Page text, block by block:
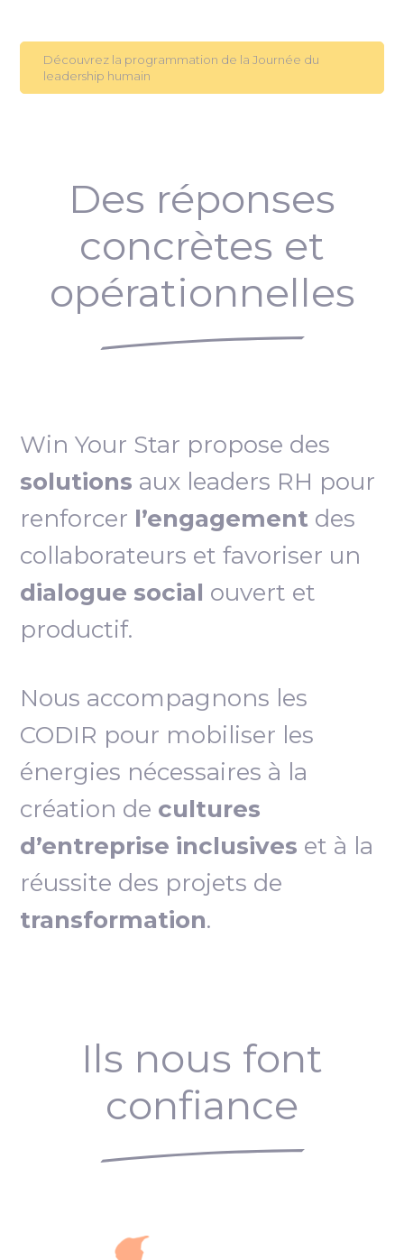
Découvrez la programmation de la Journée du
leadership humain
Des réponses
concrètes et
opérationnelles
Win Your Star propose des
solutions aux leaders RH pour
renforcer l’engagement des
collaborateurs et favoriser un
dialogue social ouvert et
productif.
Nous accompagnons les
CODIR pour mobiliser les
énergies nécessaires à la
création de cultures
d’entreprise inclusives et à la
réussite des projets de
transformation.
Ils nous font
confiance